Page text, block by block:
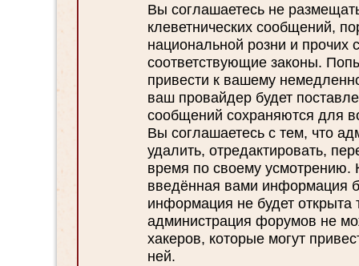
Вы соглашаетесь не
клеветнических сообщений,
национальной розни и
соответствующие законы.
привести к вашему
ваш провайдер будет
сообщений сохраняются для
Вы соглашаетесь с тем, что
удалить, отредактировать,
время по своему усмотрению.
введённая вами информация
информация не будет
администрация форумов не
хакеров, которые могут
ней.